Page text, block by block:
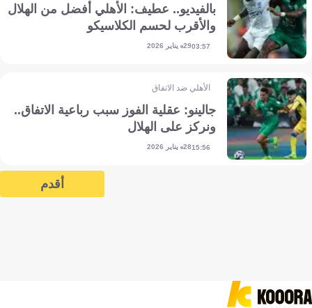
بالفيديو.. عطيف: الأهلي أفضل من الهلال
والأقرب لحسم الكلاسيكو
03:5729 يناير 2026
الأهلي ضد الاتفاق
جالينو: عقلية الفوز سبب رباعية الاتفاق..
ونركز على الهلال
15:5628 يناير 2026
أقدم